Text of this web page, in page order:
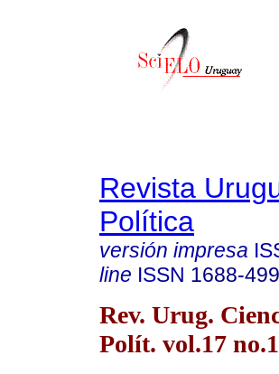
Revista
Política
versión impresa
line ISSN 1688-
Rev. Urug.
Polít. vol.17